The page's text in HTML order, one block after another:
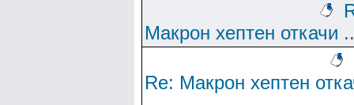
Макрон хептен откачи
Re: Макрон хептен